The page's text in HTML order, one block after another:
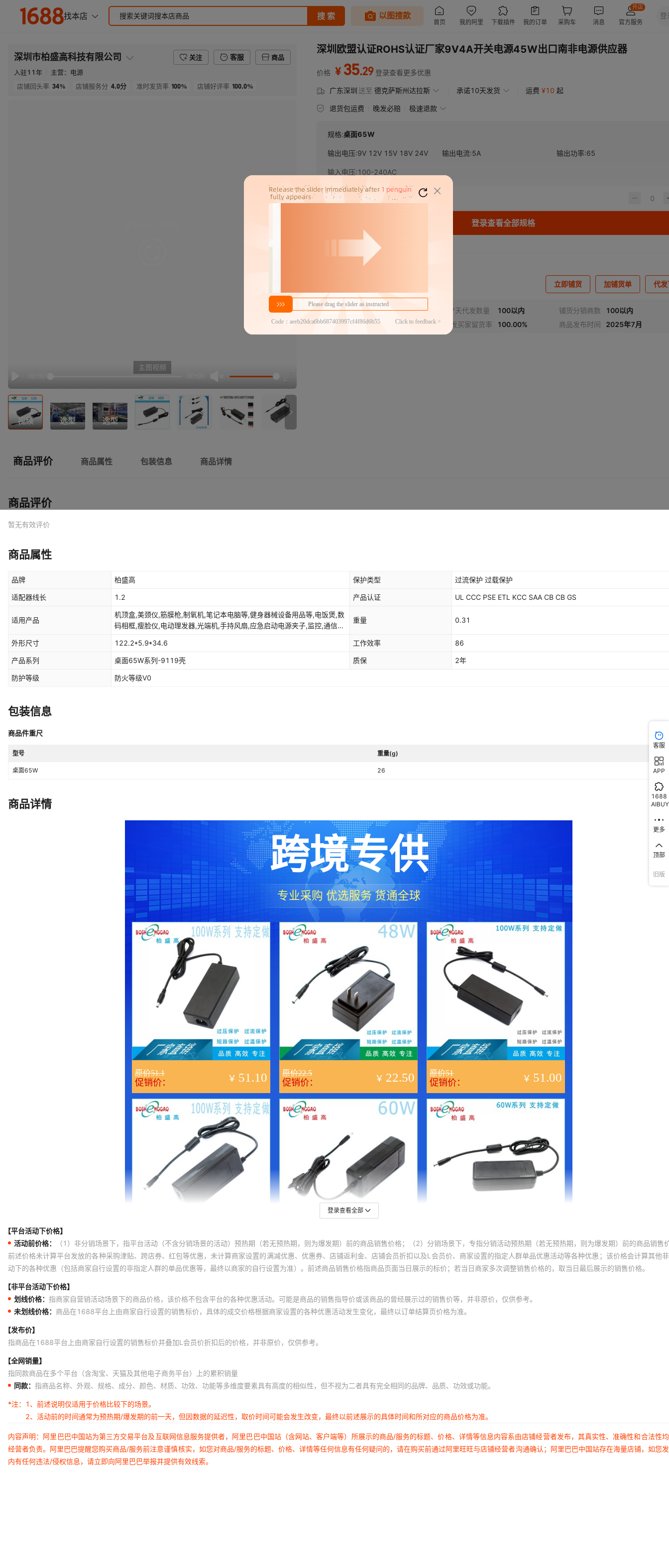
深圳市柏盛高科技有限公司 关注 客服
商品
入驻11年 主营： 电源
店铺回头率 34% 店铺服务分 4.0分 准时发货率 100% 店铺好评率 100.0%
Play
主图视频
视频 选型 选型
深圳欧盟认证ROHS认证厂家9V4A开关电源45W出口南非电源供应器
价格 ¥ 35.29 登录查看更多优惠
广东深圳 送至 德克萨斯州达拉斯 承诺10天发货 运费 ¥10 起
退货包运费 晚发必赔 极速退款
规格:桌面65W
输出电压:9V 12V 15V 18V 24V 输出电流:5A 输出功率:65
输入电压:100-240AC
35.29 库存 13260
登录查看全部规格
立即铺货 加铺货单 代
近30天代发数量 100以内 近7天代发数量 100以内 铺货分销商数
100以内
代发品质达标率
100.00% 代发买家留货率 100.00% 商品发布时间 2025年7月
商品评价 商品属性 包装信息 商品详情
商品评价
暂无有效评价
商品属性
品牌 柏盛高 保护类型 过流保护 过载保护
适配器线长 1.2 产品认证 UL CCC PSE ETL KCC SAA CB CB GS
适用产品
机顶盒,美颈仪,筋膜枪,制氧机,笔记本电脑等,健身器械设备用品等,电饭煲,数
码相框,瘦脸仪,电动理发器,光端机,手持风扇,应急启动电源夹子,监控,通信设
智能手表筋膜枪电动充气泵加湿器电子嫩肤仪,料理
重量 0.31
外形尺寸 122.2*5.9*34.6 工作效率 86
产品系列 桌面65W系列-9119壳 质保 2年
防护等级 防火等级V0
包装信息
商品件重尺
型号 重量(g)
桌面65W 26
商品详情
登录查看全部
【平台活动下价格】
活动前价格：
（1）非分销场景下，指平台活动（不含分销场景的活动）预热期（若无预热期，则为爆发期）前的商品销售价格；（2）分销场景下，专指分销活动预热期（若无预热期，则为爆发期）前的商品销售
前述价格未计算平台发放的各种采购津贴、跨店券、红包等优惠，未计算商家设置的满减优惠、优惠券、店铺返利金、店铺会员折扣以及L会员价、商家设置的指定人群单品优惠活动等各种优惠；该价格会计算其他
动下的各种优惠（包括商家自行设置的非指定人群的单品优惠等，最终以商家的自行设置为准）。前述商品销售价格指商品页面当日展示的标价；若当日商家多次调整销售价格的，取当日最后展示的销售价格。
【非平台活动下价格】
划线价格： 指商家自营销活动场景下的商品价格，该价格不包含平台的各种优惠活动。可能是商品的销售指导价或该商品的曾经展示过的销售价等，并非原价，仅供参考。
未划线价格： 商品在1688平台上由商家自行设置的销售标价，具体的成交价格根据商家设置的各种优惠活动发生变化，最终以订单结算页价格为准。
【发布价】
指商品在1688平台上由商家自行设置的销售标价并叠加L会员价折扣后的价格，并非原价，仅供参考。
【全网销量】
指同款商品在多个平台（含淘宝、天猫及其他电子商务平台）上的累积销量
同款： 指商品名称、外观、规格、成分、颜色、材质、功效、功能等多维度要素具有高度的相似性，但不视为二者具有完全相同的品牌、品质、功效或功能。
*注：
1、前述说明仅适用于价格比较下的场景。
2、活动前的时间通常为预热期/爆发期的前一天，但因数据的延迟性，取价时间可能会发生改变，最终以前述展示的具体时间和所对应的商品价格为准。
内容声明：阿里巴巴中国站为第三方交易平台及互联网信息服务提供者，阿里巴巴中国站（含网站、客户端等）所展示的商品/服务的标题、价格、详情等信息内容系由店铺经营者发布，其真实性、准确性和合法性
经营者负责。阿里巴巴提醒您购买商品/服务前注意谨慎核实，如您对商品/服务的标题、价格、详情等任何信息有任何疑问的，请在购买前通过阿里旺旺与店铺经营者沟通确认；阿里巴巴中国站存在海量店铺，如您
内有任何违法/侵权信息，请立即向阿里巴巴举报并提供有效线索。
客服
APP
1688
AIBUY
更多
顶部
旧版